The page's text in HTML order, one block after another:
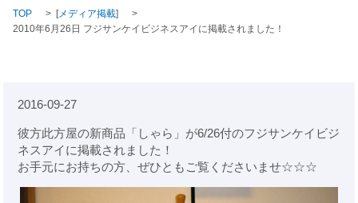
TOP [メディア掲載]
2010年6月26日 フジサンケイビジネスアイに掲載されました！
2016-09-27
彼方此方屋の新商品「しゃら」が6/26付のフジサンケイビジ
ネスアイに掲載されました！
お手元にお持ちの方、ぜひともご覧くださいませ☆☆☆